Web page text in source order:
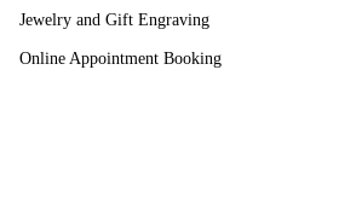
Jewelry and Gift Engraving
Online Appointment Booking